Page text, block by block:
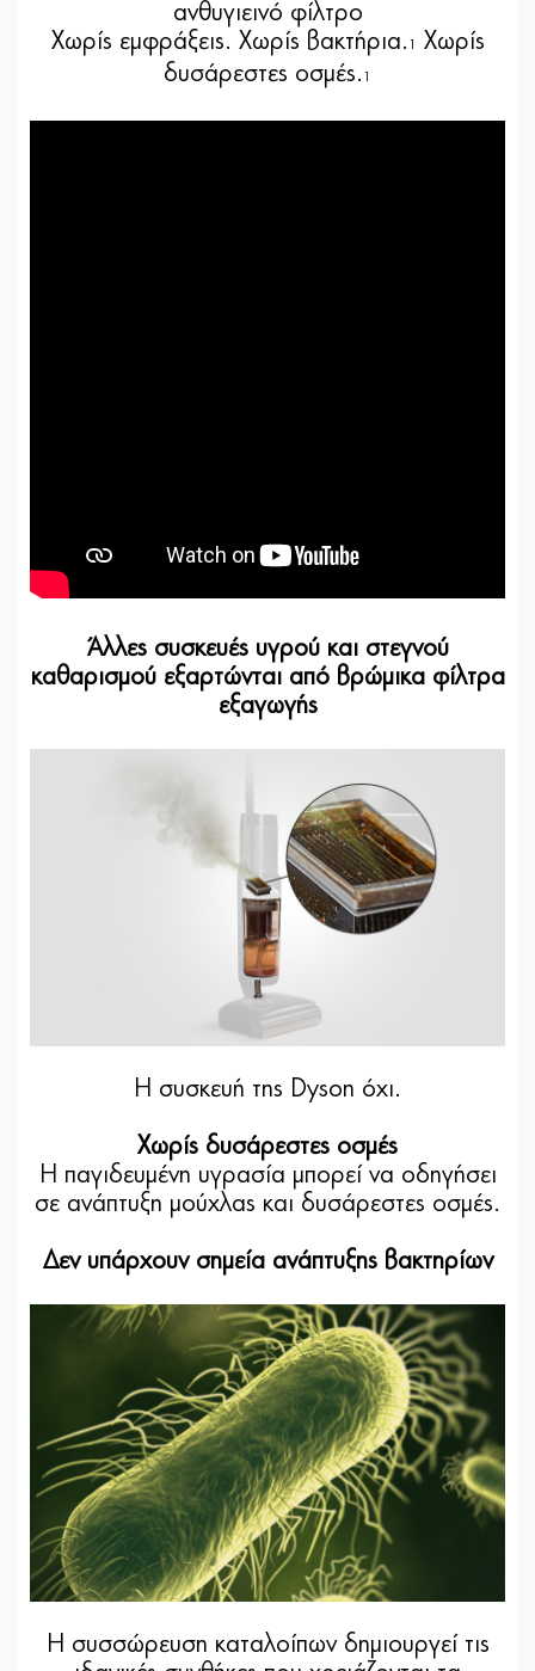
ανθυγιεινό φίλτρο
Χωρίς εμφράξεις. Χωρίς βακτήρια. 1
Χωρίς
δυσάρεστες οσμές. 1
Άλλες συσκευές υγρού και στεγνού
καθαρισμού εξαρτώνται από βρώμικα φίλτρα
εξαγωγής
Η συσκευή της Dyson όχι.
Χωρίς δυσάρεστες οσμές
Η παγιδευμένη υγρασία μπορεί να οδηγήσει
σε ανάπτυξη μούχλας και δυσάρεστες οσμές.
Δεν υπάρχουν σημεία ανάπτυξης βακτηρίων
Η συσσώρευση καταλοίπων δημιουργεί τις